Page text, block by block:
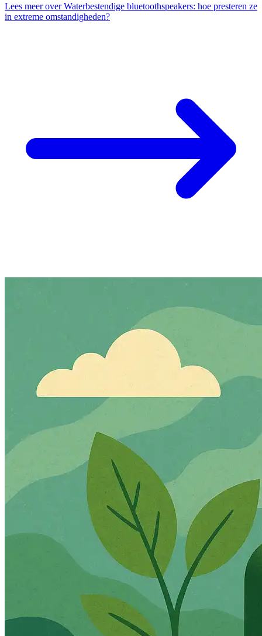
Lees meerover Waterbestendige bluetoothspeakers: hoe presteren ze
in extreme omstandigheden?